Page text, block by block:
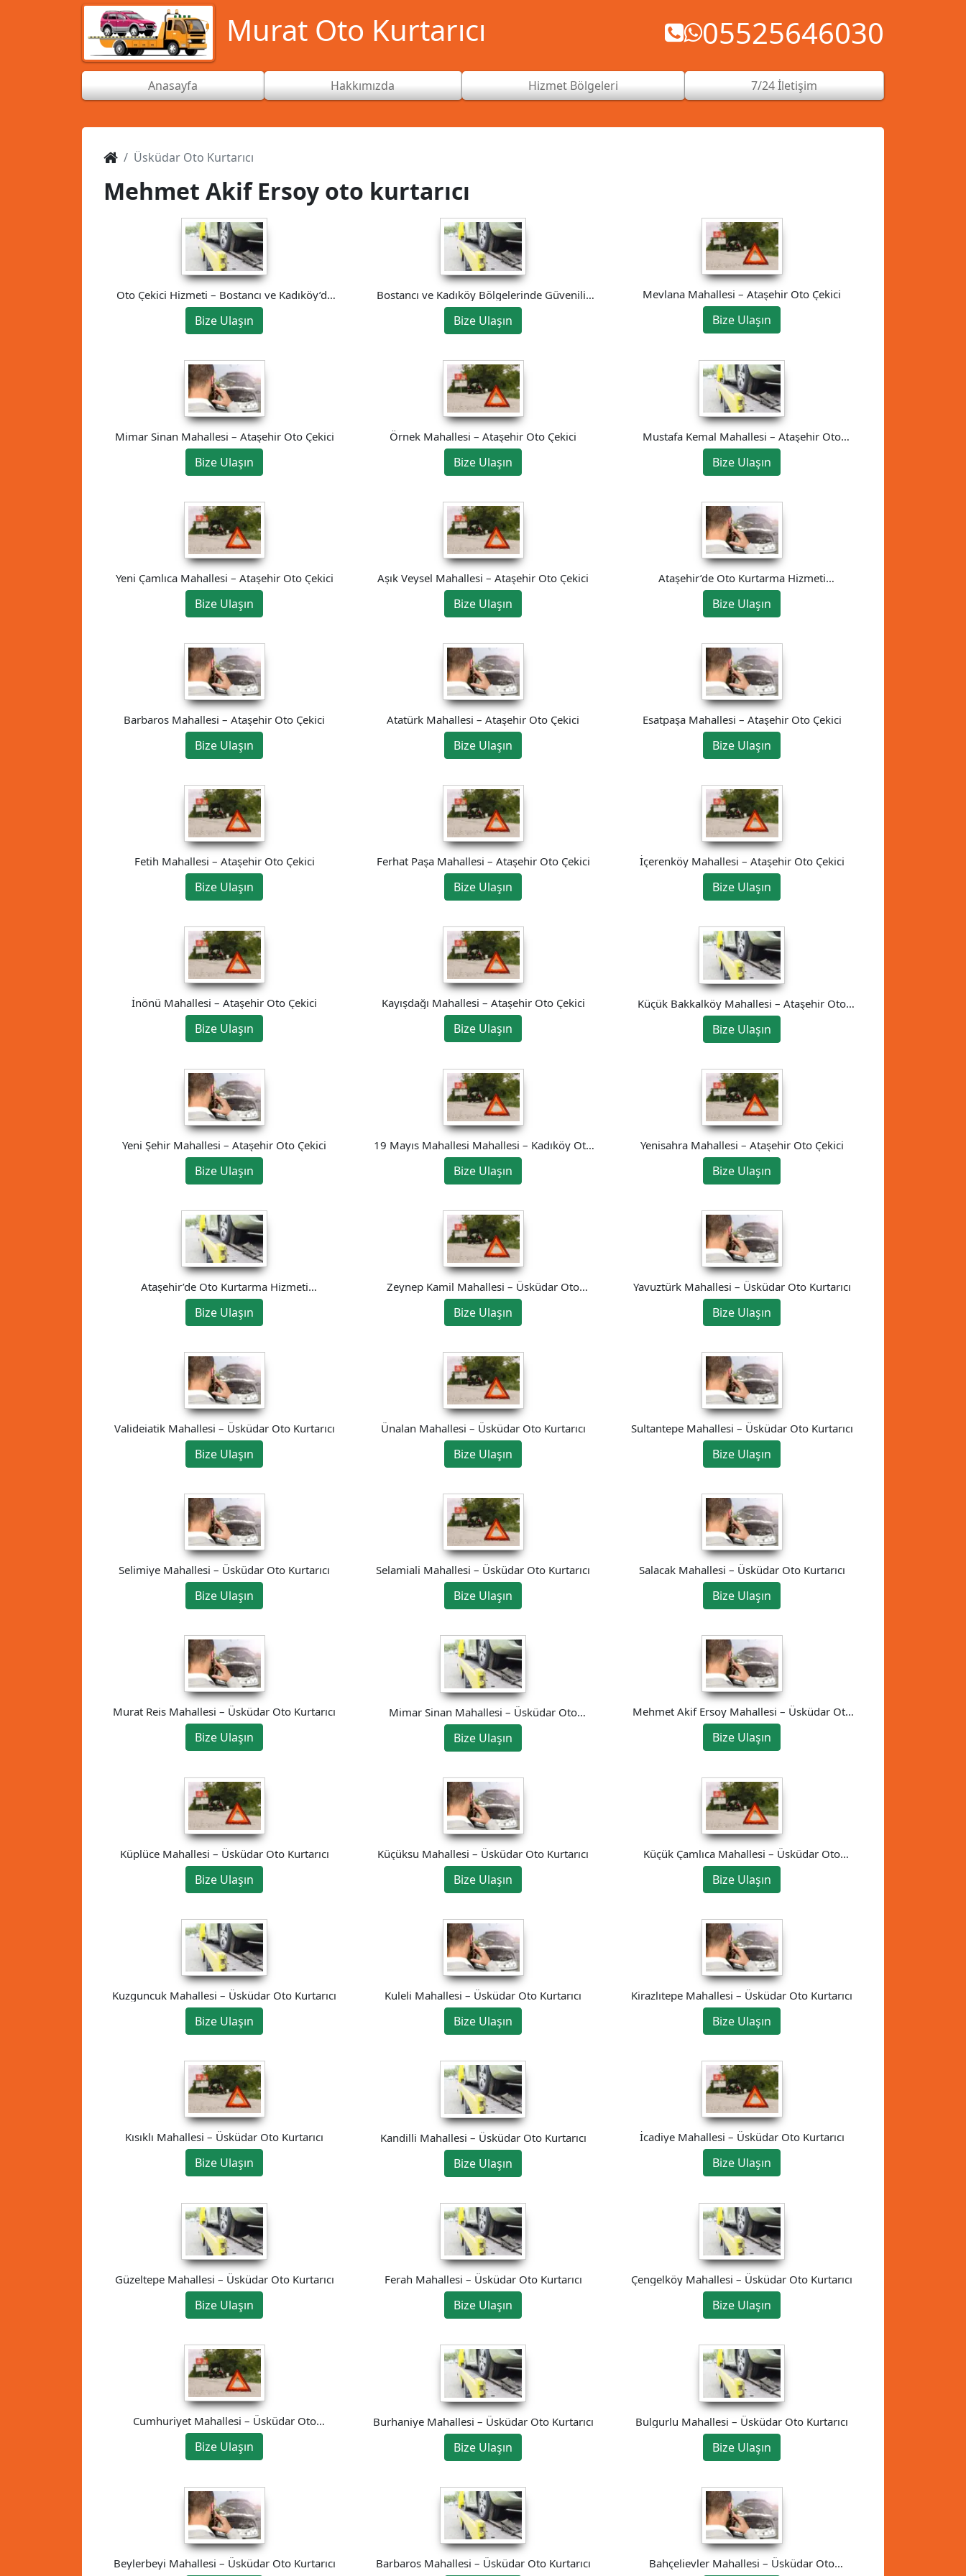
Murat Oto Kurtarıcı 05525646030
Anasayfa Hakkımızda Hizmet Bölgeleri 7/24 İletişim
Üsküdar Oto Kurtarıcı
Mehmet Akif Ersoy oto kurtarıcı
Oto Çekici Hizmeti – Bostancı ve Kadıköy’de
Güvenilir Çözüm
Bize Ulaşın
Bostancı ve Kadıköy Bölgelerinde Güvenilir
Oto Kurtarma Hizmeti
Bize Ulaşın
Mevlana Mahallesi – Ataşehir Oto Çekici
Bize Ulaşın
Mimar Sinan Mahallesi – Ataşehir Oto Çekici
Bize Ulaşın
Örnek Mahallesi – Ataşehir Oto Çekici
Bize Ulaşın
Mustafa Kemal Mahallesi – Ataşehir Oto
Çekici
Bize Ulaşın
Yeni Çamlıca Mahallesi – Ataşehir Oto Çekici
Bize Ulaşın
Aşık Veysel Mahallesi – Ataşehir Oto Çekici
Bize Ulaşın
Ataşehir’de Oto Kurtarma Hizmeti
05525646030
Bize Ulaşın
Barbaros Mahallesi – Ataşehir Oto Çekici
Bize Ulaşın
Atatürk Mahallesi – Ataşehir Oto Çekici
Bize Ulaşın
Esatpaşa Mahallesi – Ataşehir Oto Çekici
Bize Ulaşın
Fetih Mahallesi – Ataşehir Oto Çekici
Bize Ulaşın
Ferhat Paşa Mahallesi – Ataşehir Oto Çekici
Bize Ulaşın
İçerenköy Mahallesi – Ataşehir Oto Çekici
Bize Ulaşın
İnönü Mahallesi – Ataşehir Oto Çekici
Bize Ulaşın
Kayışdağı Mahallesi – Ataşehir Oto Çekici
Bize Ulaşın
Küçük Bakkalköy Mahallesi – Ataşehir Oto
Çekici
Bize Ulaşın
Yeni Şehir Mahallesi – Ataşehir Oto Çekici
Bize Ulaşın
19 Mayıs Mahallesi Mahallesi – Kadıköy Oto
Çekici
Bize Ulaşın
Yenisahra Mahallesi – Ataşehir Oto Çekici
Bize Ulaşın
Ataşehir’de Oto Kurtarma Hizmeti
05525646030
Bize Ulaşın
Zeynep Kamil Mahallesi – Üsküdar Oto
Kurtarıcı
Bize Ulaşın
Yavuztürk Mahallesi – Üsküdar Oto Kurtarıcı
Bize Ulaşın
Valideiatik Mahallesi – Üsküdar Oto Kurtarıcı
Bize Ulaşın
Ünalan Mahallesi – Üsküdar Oto Kurtarıcı
Bize Ulaşın
Sultantepe Mahallesi – Üsküdar Oto Kurtarıcı
Bize Ulaşın
Selimiye Mahallesi – Üsküdar Oto Kurtarıcı
Bize Ulaşın
Selamiali Mahallesi – Üsküdar Oto Kurtarıcı
Bize Ulaşın
Salacak Mahallesi – Üsküdar Oto Kurtarıcı
Bize Ulaşın
Murat Reis Mahallesi – Üsküdar Oto Kurtarıcı
Bize Ulaşın
Mimar Sinan Mahallesi – Üsküdar Oto
Kurtarıcı
Bize Ulaşın
Mehmet Akif Ersoy Mahallesi – Üsküdar Oto
Kurtarıcı
Bize Ulaşın
Küplüce Mahallesi – Üsküdar Oto Kurtarıcı
Bize Ulaşın
Küçüksu Mahallesi – Üsküdar Oto Kurtarıcı
Bize Ulaşın
Küçük Çamlıca Mahallesi – Üsküdar Oto
Kurtarıcı
Bize Ulaşın
Kuzguncuk Mahallesi – Üsküdar Oto Kurtarıcı
Bize Ulaşın
Kuleli Mahallesi – Üsküdar Oto Kurtarıcı
Bize Ulaşın
Kirazlıtepe Mahallesi – Üsküdar Oto Kurtarıcı
Bize Ulaşın
Kısıklı Mahallesi – Üsküdar Oto Kurtarıcı
Bize Ulaşın
Kandilli Mahallesi – Üsküdar Oto Kurtarıcı
Bize Ulaşın
İcadiye Mahallesi – Üsküdar Oto Kurtarıcı
Bize Ulaşın
Güzeltepe Mahallesi – Üsküdar Oto Kurtarıcı
Bize Ulaşın
Ferah Mahallesi – Üsküdar Oto Kurtarıcı
Bize Ulaşın
Çengelköy Mahallesi – Üsküdar Oto Kurtarıcı
Bize Ulaşın
Cumhuriyet Mahallesi – Üsküdar Oto
Kurtarıcı
Bize Ulaşın
Burhaniye Mahallesi – Üsküdar Oto Kurtarıcı
Bize Ulaşın
Bulgurlu Mahallesi – Üsküdar Oto Kurtarıcı
Bize Ulaşın
Beylerbeyi Mahallesi – Üsküdar Oto Kurtarıcı Barbaros Mahallesi – Üsküdar Oto Kurtarıcı
Bahçelievler Mahallesi – Üsküdar Oto